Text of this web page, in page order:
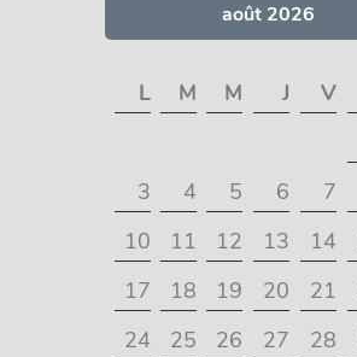
août 2026
L M M J V
3
4 5 6 7
10
11 12 13 14
17
18 19 20 21
24
25 26 27 28